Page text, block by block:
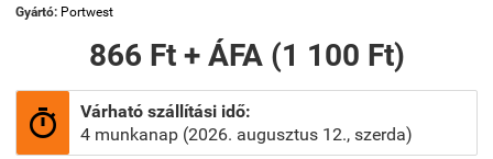
Gyártó: Portwest
866 Ft + ÁFA (1 100 Ft)

Várható szállítási idő:
4 munkanap (2026. augusztus 12., szerda)